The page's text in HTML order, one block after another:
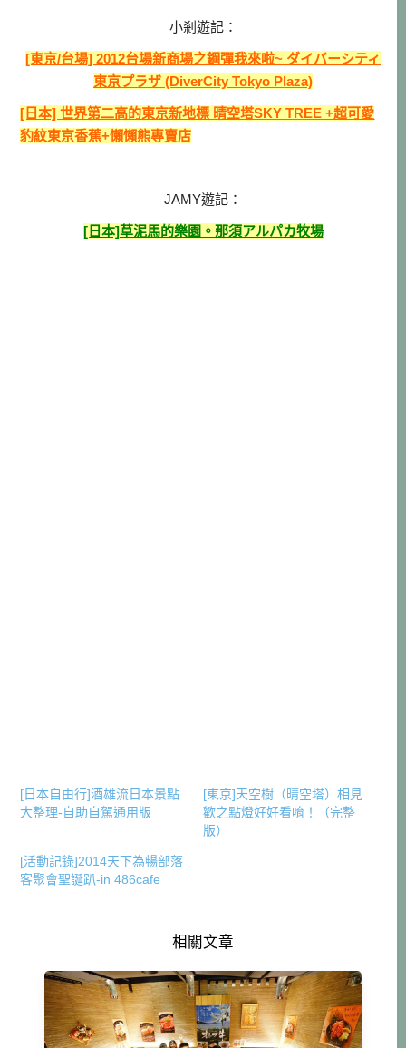
小剎遊記：
[東京/台場] 2012台場新商場之鋼彈我來啦~ ダイバーシティ
東京プラザ (DiverCity Tokyo Plaza)
[日本] 世界第二高的東京新地標 晴空塔SKY TREE +超可愛
豹紋東京香蕉+懶懶熊專賣店
JAMY遊記：
[日本]草泥馬的樂園。那須アルパカ牧場
[日本自由行]酒雄流日本景點
大整理-自助自駕通用版
[東京]天空樹（晴空塔）相見
歡之點燈好好看唷！（完整
版）
[活動記錄]2014天下為暢部落
客聚會聖誕趴-in 486cafe
相關文章